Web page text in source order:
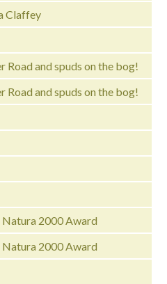
Claffey
Road and spuds on the bog!
Road and spuds on the bog!
2000 Award
2000 Award